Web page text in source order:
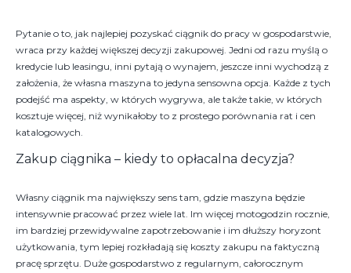
Pytanie o to, jak najlepiej pozyskać ciągnik do pracy w gospodarstwie,
wraca przy każdej większej decyzji zakupowej. Jedni od razu myślą o
kredycie lub leasingu, inni pytają o wynajem, jeszcze inni wychodzą z
założenia, że własna maszyna to jedyna sensowna opcja. Każde z tych
podejść ma aspekty, w których wygrywa, ale także takie, w których
kosztuje więcej, niż wynikałoby to z prostego porównania rat i cen
katalogowych.
Zakup ciągnika – kiedy to opłacalna decyzja?
Własny ciągnik ma największy sens tam, gdzie maszyna będzie
intensywnie pracować przez wiele lat. Im więcej motogodzin rocznie,
im bardziej przewidywalne zapotrzebowanie i im dłuższy horyzont
użytkowania, tym lepiej rozkładają się koszty zakupu na faktyczną
pracę sprzętu. Duże gospodarstwo z regularnym, całorocznym